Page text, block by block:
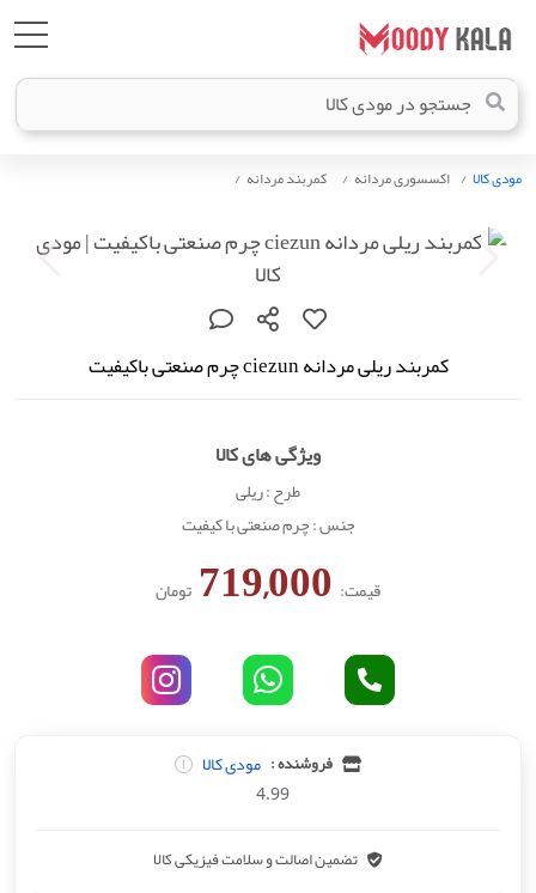
مودی کالا اکسسوری مردانه کمربند مردانه
کمربند ریلی مردانه ciezun چرم صنعتی باکیفیت
ویژگی های کالا
طرح : ریلی
جنس : چرم صنعتی با کیفیت
قیمت:
تومان
فروشنده : مودی کالا
4.99
تضمین اصالت و سلامت فیزیکی کالا